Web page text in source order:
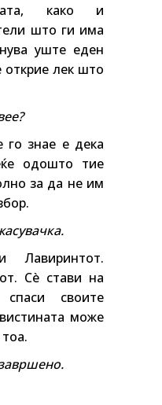
како и
што ги има
уште еден
открие лек што
знае е дека
одошто тие
за да не им
Сè стави на
своите
може